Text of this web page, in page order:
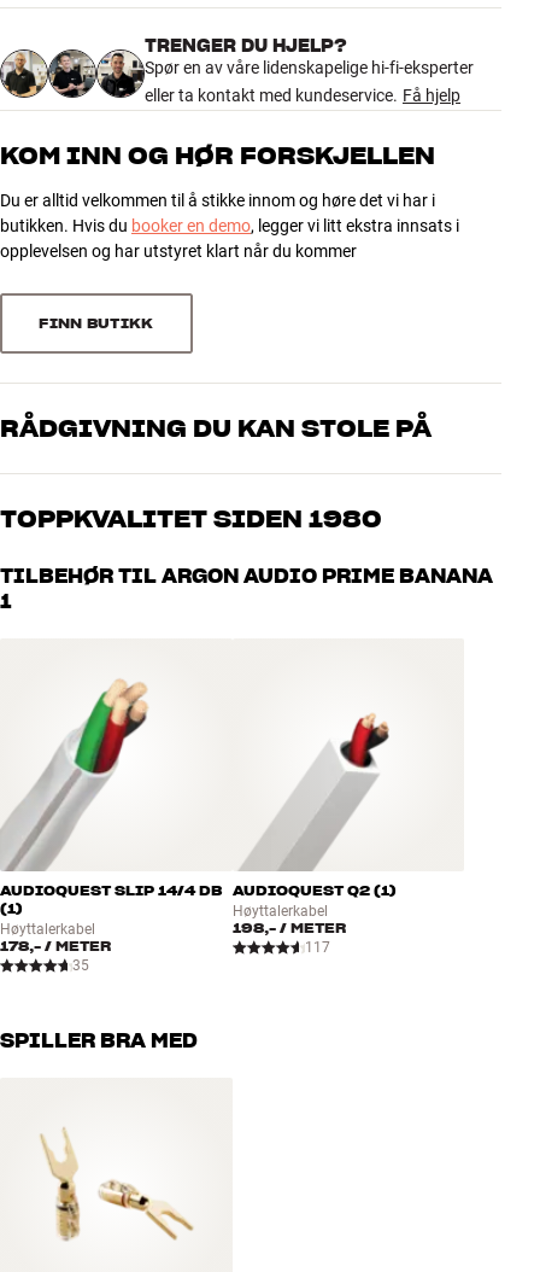
Farge
Sort
Modell / Variant
Sort
Vekt produkt (kg)
0
Vekt emballasje (kg)
0
dybde)
GENERELLE EGENSKAPER
Bananplugger til høyttalerkabler
Farger: Rød eller sort
Selges i sett med fire stk.
4.7
5
4
1
Sorter
TRENGER DU HJELP?
Spør en av våre lidenskapelige hi-fi-eksperter
eller ta kontakt med kundeservice. Få hjelp
KOM INN OG HØR FORSKJELLEN
Du er alltid velkommen til å stikke innom og høre det vi har i
butikken. Hvis du booker en demo, legger vi litt ekstra innsats i
opplevelsen og har utstyret klart når du kommer
FINN BUTIKK
RÅDGIVNING DU KAN STOLE PÅ
Våre medarbeidere er ekte entusiaster som kjenner produktene og
Fortell oss hva du drømmer om, så finner vi løsningen som passer
TOPPKVALITET SIDEN 1980
Alle HiFi Klubbens produkter for musikk, hjemmekino og TV er
håndplukket kvalitet som er laget for å vare i mange år. Det er bra
for både lommeboken og miljøet.
TILBEHØR TIL ARGON AUDIO PRIME BANANA
1
AUDIOQUEST SLIP 14/4 DB
(1)
Høyttalerkabel
178,- / METER
35
AUDIOQUEST Q2 (1)
Høyttalerkabel
198,-/ METER
117
SPILLER BRA MED